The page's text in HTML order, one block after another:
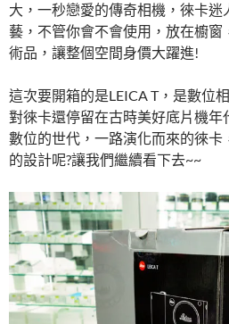
大，一秒戀愛的傳奇相機，徠卡迷
藝，不管你會不會使用，放在櫥
術品，讓整個空間身價大躍進!
這次要開箱的是LEICA T，是數位
對徠卡還停留在古時美好底片機年
數位的世代，一路演化而來的徠
的設計呢?讓我們繼續看下去~~